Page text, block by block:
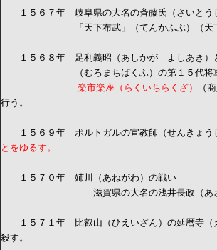
１５６７年 岐阜県の大名の斉藤氏（さいとう
「天下布武」（てんかふぶ）（天下を
１５６８年 足利義昭（あしかが よしあき）と
（むろまちばくふ）の第１５代将軍
楽市楽座（らくいちらくざ）
（
行う。
１５６９年 ポルトガルの宣教師（せんきょう
とをゆるす。
１５７０年 姉川（あねがわ）の戦い
滋賀県の大名の浅井長政（あざい
１５７１年 比叡山（ひえいざん）の延暦寺（
殺す。